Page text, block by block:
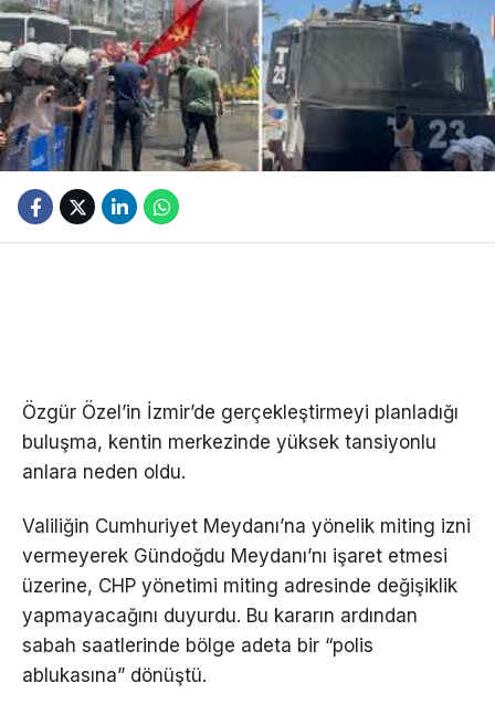
Özgür Özel’in İzmir’de gerçekleştirmeyi planladığı
buluşma, kentin merkezinde yüksek tansiyonlu
anlara neden oldu.
Valiliğin Cumhuriyet Meydanı’na yönelik miting izni
vermeyerek Gündoğdu Meydanı’nı işaret etmesi
üzerine, CHP yönetimi miting adresinde değişiklik
yapmayacağını duyurdu. Bu kararın ardından
sabah saatlerinde bölge adeta bir “polis
ablukasına” dönüştü.